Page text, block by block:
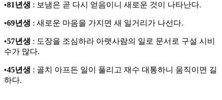
•81년생 : 보냄은 곧 다시 얻음이니 새로운 것이 나타난다.
•69년생 : 새로운 마음을 가지면 새 일거리가 나선다.
•57년생 : 도장을 조심하라 아랫사람의 일로 문서로 구설 시비
수가 많다.
•45년생 : 골치 아프든 일이 풀리고 재수 대통하니 움직이면 길
하다.